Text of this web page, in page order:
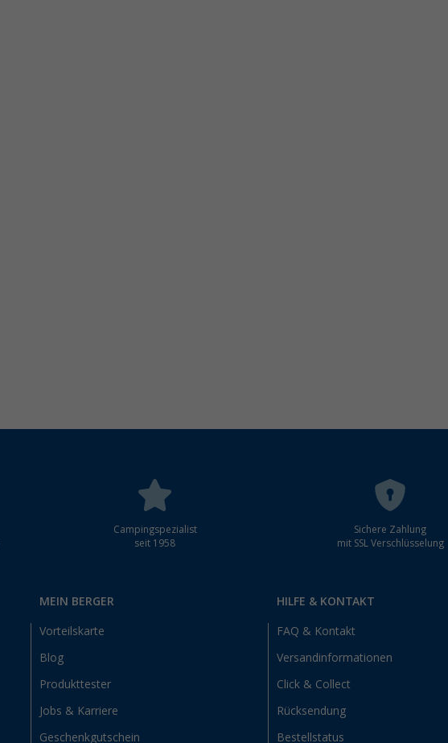
Campingspezialist
seit 1958
Sichere Zahlung
mit SSL Verschlüsselung
MEIN BERGER
Vorteilskarte
Blog
Produkttester
Jobs & Karriere
Geschenkgutschein
HILFE & KONTAKT
FAQ & Kontakt
Versandinformationen
Click & Collect
Rücksendung
Bestellstatus